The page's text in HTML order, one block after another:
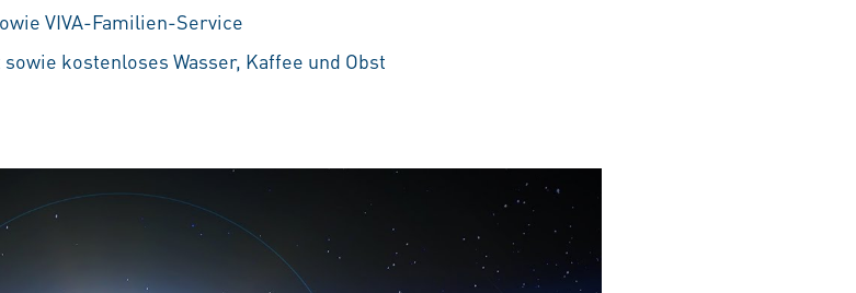
VIVA-Familien-Service
kostenloses Wasser, Kaffee und Obst